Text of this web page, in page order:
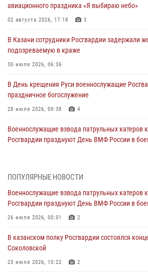
авиационного праздника «Я выбираю небо»
02 августа 2026, 17:18 3
В Казани сотрудники Росгвардии задержали
подозреваемую в краже
30 июля 2026, 06:36
В День крещения Руси военнослужащие
праздничное богослужение
28 июля 2026, 09:38 4
Военнослужащие взвода патрульных катеров
Росгвардии празднуют День ВМФ России в
Татарстанские росгвардейцы завоевали
24 июля 2026, 15:05 4
В казанском полку Росгвардии состоялся
23 июля 2026, 10:22
В Нижнекамске сотрудники Росгвардии
ПОПУЛЯРНЫЕ НОВОСТИ
Военнослужащие взвода патрульных катеров
Росгвардии празднуют День ВМФ России в
26 июля 2026, 00:01 2
В казанском полку Росгвардии состоялся
Соколовской
23 июля 2026, 10:22 2